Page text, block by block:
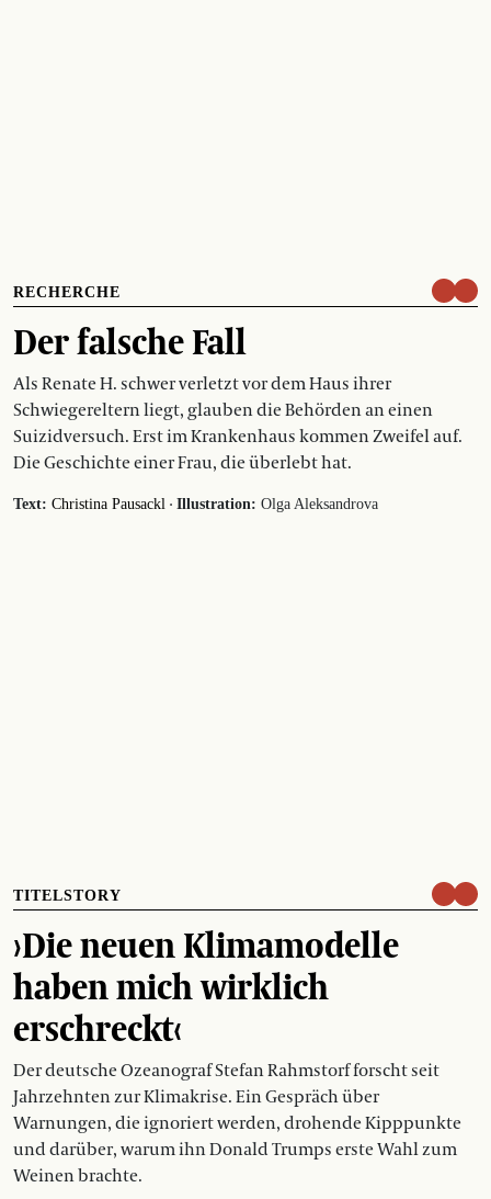
RECHERCHE
Der falsche Fall
Als Renate H. schwer verletzt vor dem Haus ihrer
Schwiegereltern liegt, glauben die Behörden an einen
Suizidversuch. Erst im Krankenhaus kommen Zweifel auf.
Die Geschichte einer Frau, die überlebt hat.
Text: Christina Pausackl · Illustration: Olga Aleksandrova
TITELSTORY
›Die neuen Klimamodelle
haben mich wirklich
erschreckt‹
Der deutsche Ozeanograf Stefan Rahmstorf forscht seit
Jahrzehnten zur Klimakrise. Ein Gespräch über
Warnungen, die ignoriert werden, drohende Kipppunkte
und darüber, warum ihn Donald Trumps erste Wahl zum
Weinen brachte.